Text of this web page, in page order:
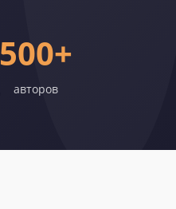
500+
авторов